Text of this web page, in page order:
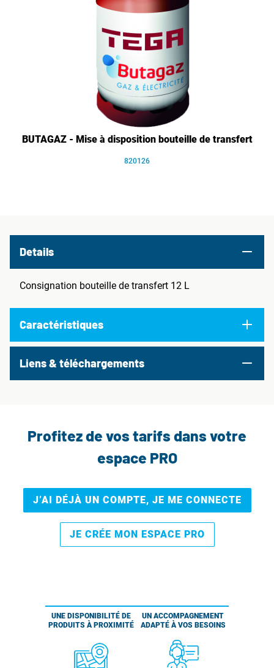
BUTAGAZ - Mise à disposition bouteille de transfert
820126
Details
Consignation bouteille de transfert 12 L
Caractéristiques
Liens & téléchargements
Profitez de vos tarifs dans votre
espace PRO
J’AI DÉJÀ UN COMPTE, JE ME CONNECTE
JE CRÉE MON ESPACE PRO
UNE DISPONIBILITÉ DE
PRODUITS À PROXIMITÉ
UN ACCOMPAGNEMENT
ADAPTÉ À VOS BESOINS